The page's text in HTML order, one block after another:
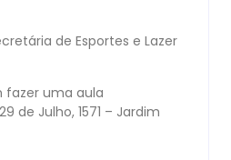
de Esportes e Lazer
fazer uma aula
de Julho, 1571 – Jardim